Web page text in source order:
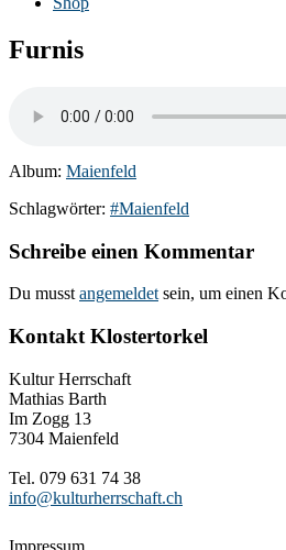
Furnis
Album: Maienfeld
Schlagwörter: #Maienfeld
Schreibe einen Kommentar
Du musst angemeldet sein, um einen
Kontakt Klostertorkel
Kultur Herrschaft
Mathias Barth
Im Zogg 13
7304 Maienfeld
Tel. 079 631 74 38
info@kulturherrschaft.ch